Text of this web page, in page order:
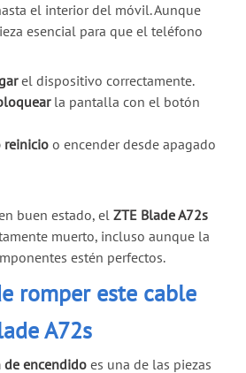
el interior del móvil. Aunque
esencial para que el teléfono
el dispositivo correctamente.
la pantalla con el botón
reinicioo encender desde apagado
buen estado, el ZTE Blade A72s
muerto, incluso aunque la
estén perfectos.
romper este cable
A72s
encendido es una de las piezas